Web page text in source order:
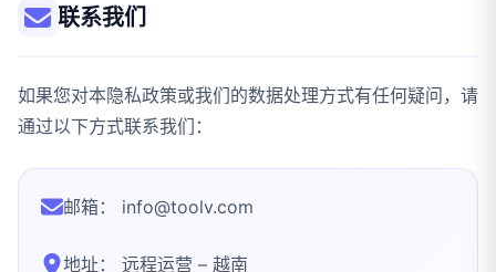
联系我们
如果您对本隐私政策或我们的数据处理方式有任何疑问，请
通过以下方式联系我们：
邮箱： info@toolv.com
地址： 远程运营 – 越南